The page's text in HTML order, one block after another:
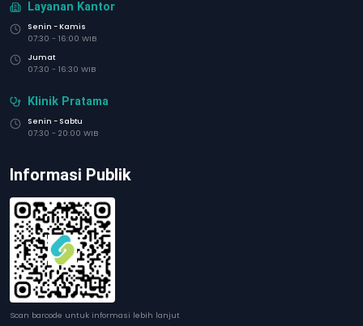
Layanan Kantor
Senin - Kamis
07:30 - 16:00 WIB
Jumat
07:30 - 16:30 WIB
Klinik Pratama
Senin - Sabtu
07:30 - 20:00 WIB
Informasi Publik
Scan barcode untuk informasi lebih lanjut